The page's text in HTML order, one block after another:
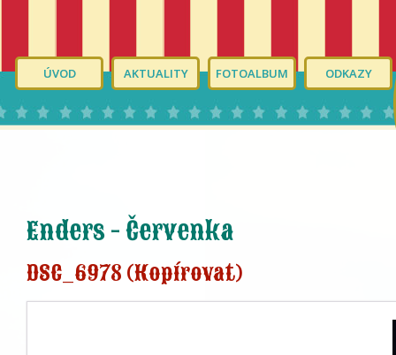
ÚVOD AKTUALITY FOTOALBUM ODKAZY
Enders - Červenka
DSC_6978 (Kopírovat)